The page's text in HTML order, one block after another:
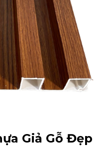
Giả Gỗ Đẹp